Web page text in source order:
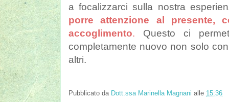
a focalizzarci sulla nostra
porre attenzione al presente,
accoglimento. Questo ci
completamente nuovo non solo
altri.
Pubblicato da Dott.ssa Marinella Magnani alle 15:36